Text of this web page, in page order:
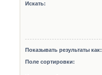
Искать:
Показывать результаты как:
Поле сортировки: